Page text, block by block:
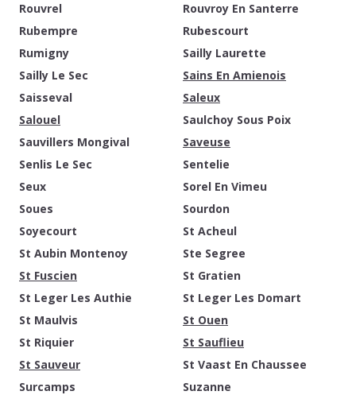
Rouvrel
Rouvroy En Santerre
Rubempre
Rubescourt
Rumigny
Sailly Laurette
Sailly Le Sec
Sains En Amienois
Saisseval
Saleux
Salouel
Saulchoy Sous Poix
Sauvillers Mongival
Saveuse
Senlis Le Sec
Sentelie
Seux
Sorel En Vimeu
Soues
Sourdon
Soyecourt
St Acheul
St Aubin Montenoy
Ste Segree
St Fuscien
St Gratien
St Leger Les Authie
St Leger Les Domart
St Maulvis
St Ouen
St Riquier
St Sauflieu
St Sauveur
St Vaast En Chaussee
Surcamps
Suzanne